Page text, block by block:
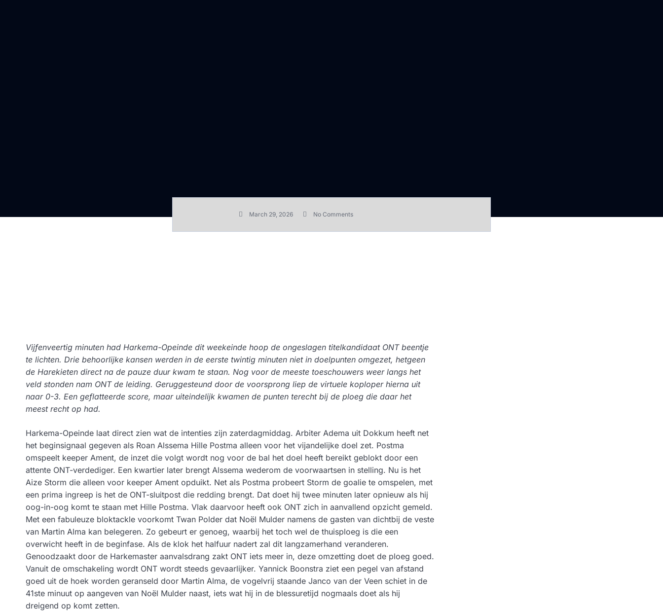
March 29, 2026 No Comments
Vijfenveertig minuten had Harkema-Opeinde dit weekeinde hoop de ongeslagen titelkandidaat ONT beentje
te lichten. Drie behoorlijke kansen werden in de eerste twintig minuten niet in doelpunten omgezet, hetgeen
de Harekieten direct na de pauze duur kwam te staan. Nog voor de meeste toeschouwers weer langs het
veld stonden nam ONT de leiding. Geruggesteund door de voorsprong liep de virtuele koploper hierna uit
naar 0-3. Een geflatteerde score, maar uiteindelijk kwamen de punten terecht bij de ploeg die daar het
meest recht op had.
Harkema-Opeinde laat direct zien wat de intenties zijn zaterdagmiddag. Arbiter Adema uit Dokkum heeft net
het beginsignaal gegeven als Roan Alssema Hille Postma alleen voor het vijandelijke doel zet. Postma
omspeelt keeper Ament, de inzet die volgt wordt nog voor de bal het doel heeft bereikt geblokt door een
attente ONT-verdediger. Een kwartier later brengt Alssema wederom de voorwaartsen in stelling. Nu is het
Aize Storm die alleen voor keeper Ament opduikt. Net als Postma probeert Storm de goalie te omspelen, met
een prima ingreep is het de ONT-sluitpost die redding brengt. Dat doet hij twee minuten later opnieuw als hij
oog-in-oog komt te staan met Hille Postma. Vlak daarvoor heeft ook ONT zich in aanvallend opzicht gemeld.
Met een fabuleuze bloktackle voorkomt Twan Polder dat Noël Mulder namens de gasten van dichtbij de veste
van Martin Alma kan belegeren. Zo gebeurt er genoeg, waarbij het toch wel de thuisploeg is die een
overwicht heeft in de beginfase. Als de klok het halfuur nadert zal dit langzamerhand veranderen.
Genoodzaakt door de Harkemaster aanvalsdrang zakt ONT iets meer in, deze omzetting doet de ploeg goed.
Vanuit de omschakeling wordt ONT wordt steeds gevaarlijker. Yannick Boonstra ziet een pegel van afstand
goed uit de hoek worden geranseld door Martin Alma, de vogelvrij staande Janco van der Veen schiet in de
41ste minuut op aangeven van Noël Mulder naast, iets wat hij in de blessuretijd nogmaals doet als hij
dreigend op komt zetten.